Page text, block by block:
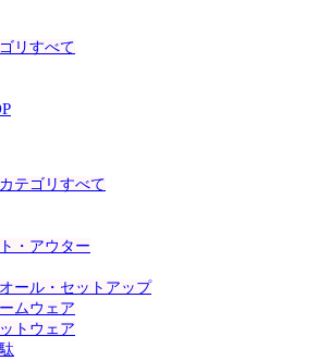
リすべて
テゴリすべて
・アウター
ール・セットアップ
ムウェア
トウェア